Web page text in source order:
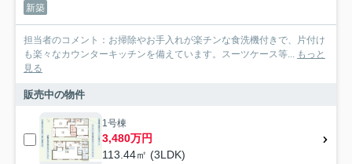
新築
担当者のコメント：お掃除やお手入れが楽チンな食洗機付きで、片付け
も楽々なカウンターキッチンを備えています。スーツケース等... もっと
見る
販売中の物件
1号棟
3,480万円
113.44㎡ (3LDK)